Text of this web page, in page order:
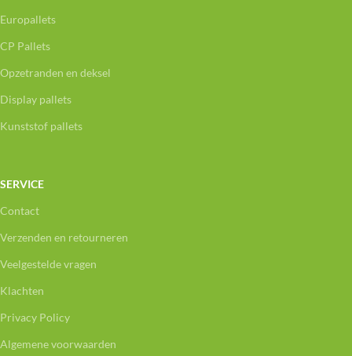
Europallets
CP Pallets
Opzetranden en deksel
Display pallets
Kunststof pallets
SERVICE
Contact
Verzenden en retourneren
Veelgestelde vragen
Klachten
Privacy Policy
Algemene voorwaarden